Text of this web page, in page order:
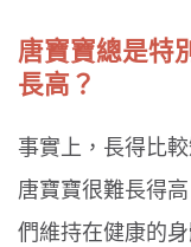
唐寶寶總是特
長高？
事實上，長得比
唐寶寶很難長得
們維持在健康的